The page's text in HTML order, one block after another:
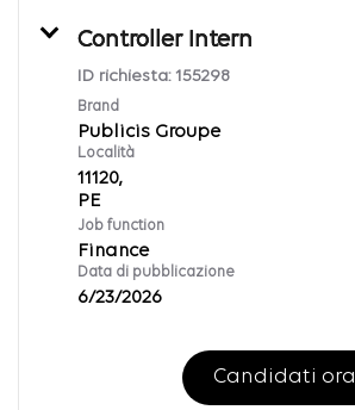
Controller Intern
ID richiesta: 155298
Brand
Publicis Groupe
Località
11120,
Job function
Finance
Data di pubblicazione
6/23/2026
Candidati ora